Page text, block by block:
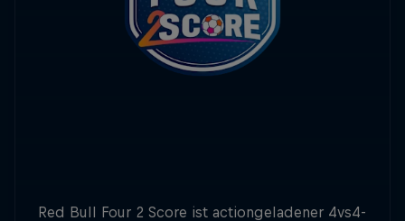
Red Bull Four 2 Score ist actiongeladener 4vs4-